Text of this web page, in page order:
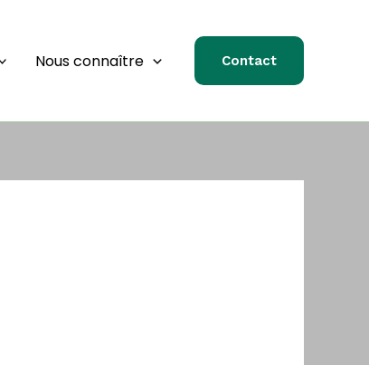
Nous connaître Contact